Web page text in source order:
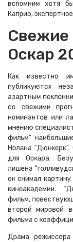
вспомним хотя
Каприо,
Оскар
Как известно
публикуются
азартным
со свежими
номинантов или
мнению
фильм”
Нолана
для Оскара.
лишена
он снимал
киноакадемии.
фильм,
второй мировой
фильма с
Драма режиссера